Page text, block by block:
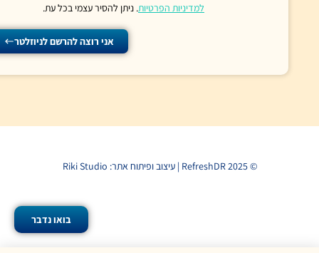
. ניתן להסיר עצמי בכל עת.
אני רוצה להרשם לניוזלטר